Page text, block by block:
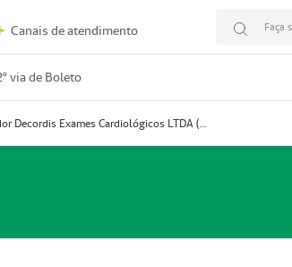
Canais de atendimento Faça
via de Boleto
Prestador Decordis Exames Cardiológicos LTDA (51004347-4)